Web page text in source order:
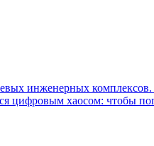
инженерных комплексов.
цифровым хаосом: чтобы